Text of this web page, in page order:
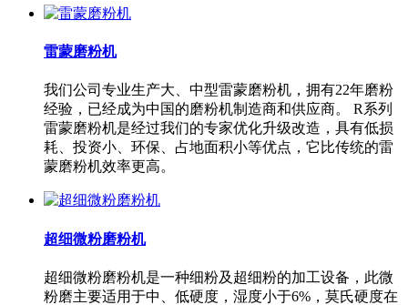
雷蒙磨粉机
我们公司专业生产大、中型雷蒙磨粉机，拥有22年磨粉
经验，已经成为中国的磨粉机制造商和供应商。 R系列
雷蒙磨粉机是经过我们的专家优化升级改造，具有低损
耗、投资小、环保、占地面积小等优点，它比传统的雷
蒙磨粉机效率更高。
超细微粉磨粉机
超细微粉磨粉机是一种细粉及超细粉的加工设备，此微
粉磨主要适用于中、低硬度，湿度小于6%，莫氏硬度在